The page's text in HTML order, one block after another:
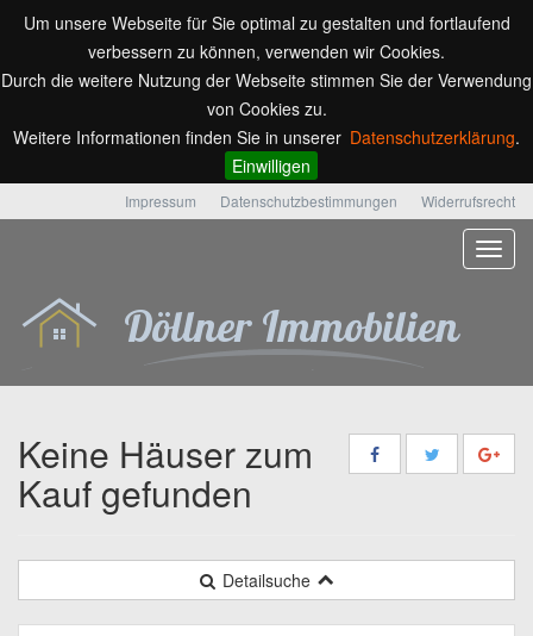
Um unsere Webseite für Sie optimal zu gestalten und fortlaufend
verbessern zu können, verwenden wir Cookies.
Durch die weitere Nutzung der Webseite stimmen Sie der Verwendung
von Cookies zu.
Weitere Informationen finden Sie in unserer Datenschutzerklärung.
Einwilligen
Impressum Datenschutzbestimmungen Widerrufsrecht
Keine Häuser zum
Kauf gefunden
Detailsuche